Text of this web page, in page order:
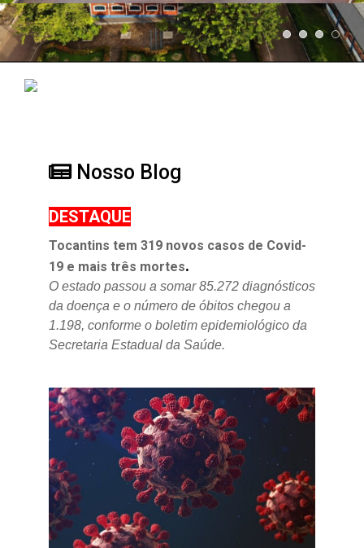
Nosso Blog
DESTAQUE
Tocantins tem 319 novos casos de Covid-
19 e mais três mortes.
O estado passou a somar 85.272 diagnósticos
da doença e o número de óbitos chegou a
1.198, conforme o boletim epidemiológico da
Secretaria Estadual da Saúde.